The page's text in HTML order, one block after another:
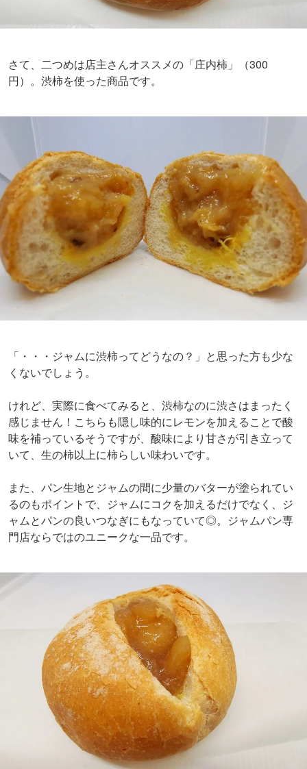
さて、二つめは店主さんオススメの「庄内柿」（300
円）。渋柿を使った商品です。
「・・・ジャムに渋柿ってどうなの？」と思った方も少な
くないでしょう。
けれど、実際に食べてみると、渋柿なのに渋さはまったく
感じません！こちらも隠し味的にレモンを加えることで酸
味を補っているそうですが、酸味により甘さが引き立って
いて、生の柿以上に柿らしい味わいです。
また、パン生地とジャムの間に少量のバターが塗られてい
るのもポイントで、ジャムにコクを加えるだけでなく、ジ
ャムとパンの良いつなぎにもなっていて◎。ジャムパン専
門店ならではのユニークな一品です。